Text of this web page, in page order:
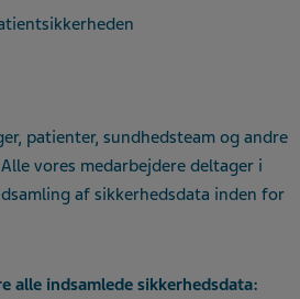
patienter, sundhedsteam og andre
vores medarbejdere deltager i
af sikkerhedsdata inden for
indsamlede sikkerhedsdata: